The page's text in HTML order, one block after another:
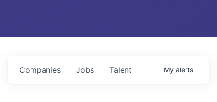
Jobs
Companies Talent My alerts